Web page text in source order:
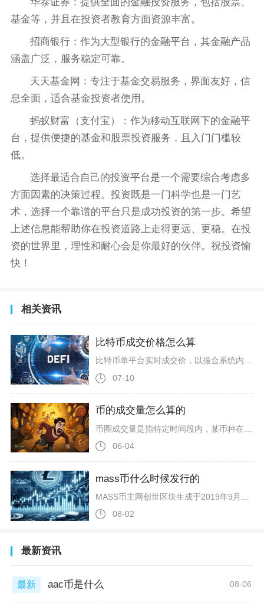
华泰证券：提供全面的金融投资服务，包括股票、
基金等，并且在投资者教育方面资源丰富。
招商银行：作为大型银行的金融平台，其金融产品
涵盖广泛，服务稳定可靠。
天天基金网：专注于基金交易服务，界面友好，信
息全面，适合基金投资者使用。
蚂蚁财富（支付宝）：作为移动互联网下的金融平
台，提供便捷的基金和股票投资服务，且入门门槛较
低。
选择最适合自己的投资平台是一个需要综合考虑多
方面因素的决策过程。投资既是一门科学也是一门艺
术，选择一个靠谱的平台只是成功投资的第一步。希望
上述信息能帮助你在投资道路上走得更远、更稳。在投
资的世界里，理性和耐心会是你最好的伙伴。祝投资愉
快！
相关资讯
比特币成交价格怎么算
比特币单平台实时成交价，以撮合系统内买卖订单匹配后的最新成交单价为准，全网行情报价则采用多交易所24小时成交量加权均价计算，个人持仓成本价按照总投入资金除以剩余持仓数量得出，三类成交价拥有完全独立的计算逻辑，也是币圈交易者最常混淆的三类价格指标。现货交易所内部的即时成交价格完全由订单簿撮合规则决定，挂单交易中，限价买单与限价卖单价格重合时即可成交，这笔订单的匹配价格就会被标记为本笔交易的成交价；市价吃单则会直接吃掉对手盘最优价位的挂单，优先成交卖一、买一档订单，逐档消耗挂单深
07-10
币的成交量怎么算的
06-04
mass币什么时候发行的
08-02
最新资讯
最新 aac币是什么 08-06